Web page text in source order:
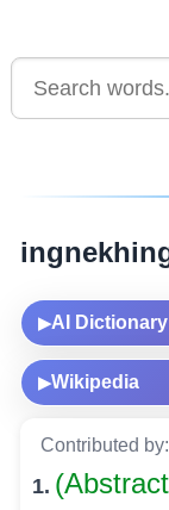
▶AI
▶Wikipedia
Contributed by:
1.